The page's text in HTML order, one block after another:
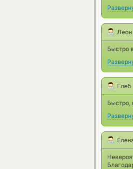
Леон
Быстро
Глеб
Быстро,